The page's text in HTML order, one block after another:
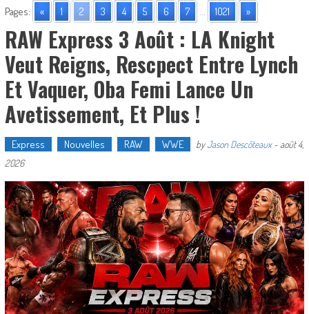
Pages: « 1 2 3 4 5 6 7 ... 1021 »
RAW Express 3 Août : LA Knight
Veut Reigns, Rescpect Entre Lynch
Et Vaquer, Oba Femi Lance Un
Avetissement, Et Plus !
Express Nouvelles RAW WWE byJason Descôteaux- août 4,
2026